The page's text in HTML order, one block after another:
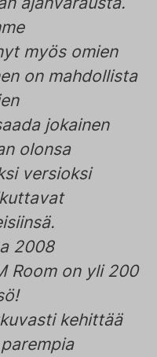
myös omien
on mahdollista
jokainen
olonsa
versioksi
2008
Room on yli 200
kehittää